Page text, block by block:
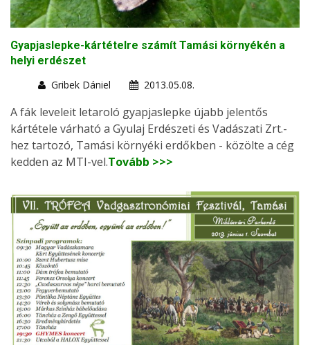
Gyapjaslepke-kártételre számít Tamási környékén a
helyi erdészet
Gribek Dániel
2013.05.08.
A fák leveleit letaroló gyapjaslepke újabb jelentős
kártétele várható a Gyulaj Erdészeti és Vadászati Zrt.-
hez tartozó, Tamási környéki erdőkben - közölte a cég
kedden az MTI-vel.Tovább >>>